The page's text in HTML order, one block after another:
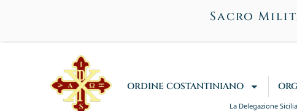
Sacro
ORDINE COSTANTINIANO
La Delegazione